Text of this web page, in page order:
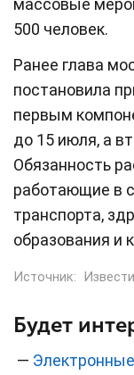
массовые
500 человек.
Ранее глава
постановила
первым
до 15 июля, а
Обязанность
работающие в
транспорта,
образования и
Источник:
Будет
—